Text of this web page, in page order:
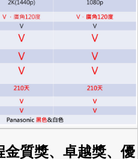
質獎、卓越獎、優